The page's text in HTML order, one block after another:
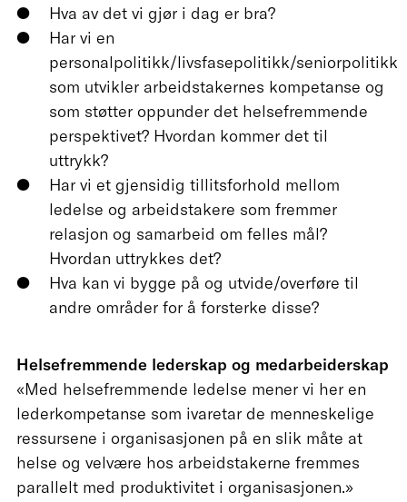
Hva av det vi gjør i dag er bra?
Har vi en
personalpolitikk/livsfasepolitikk/seniorpolitikk
som utvikler arbeidstakernes kompetanse og
som støtter oppunder det helsefremmende
perspektivet? Hvordan kommer det til
uttrykk?
Har vi et gjensidig tillitsforhold mellom
ledelse og arbeidstakere som fremmer
relasjon og samarbeid om felles mål?
Hvordan uttrykkes det?
Hva kan vi bygge på og utvide/overføre til
andre områder for å forsterke disse?
Helsefremmende lederskap og medarbeiderskap
«Med helsefremmende ledelse mener vi her en
lederkompetanse som ivaretar de menneskelige
ressursene i organisasjonen på en slik måte at
helse og velvære hos arbeidstakerne fremmes
parallelt med produktivitet i organisasjonen.»